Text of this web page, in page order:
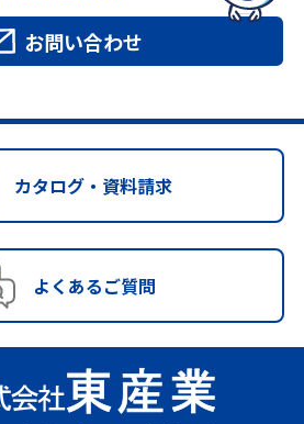
お問い合わせ
カタログ・資料請求
よくあるご質問